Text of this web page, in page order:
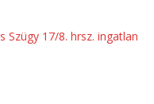
Szügy 17/8. hrsz. ingatlan